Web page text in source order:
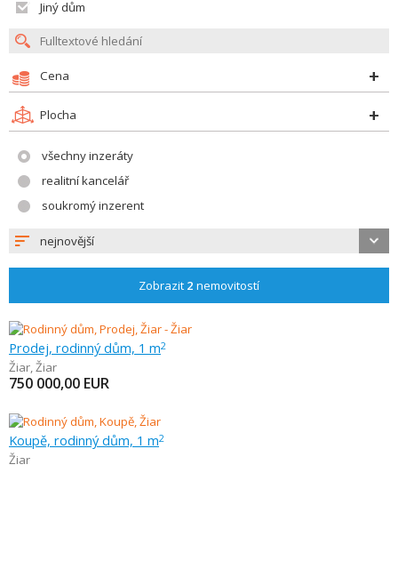
Jiný dům
Cena
Plocha
všechny inzeráty
realitní kancelář
soukromý inzerent
nejnovější
Zobrazit 2 nemovitostí
Prodej, rodinný dům, 1 m2
Žiar,Žiar
750 000,00 EUR
Koupě, rodinný dům, 1 m2
Žiar